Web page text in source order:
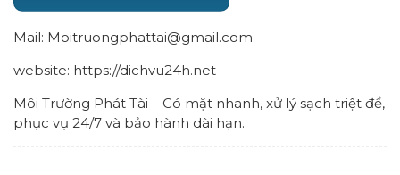
Mail: Moitruongphattai@gmail.com
website: https://dichvu24h.net
Môi Trường Phát Tài – Có mặt nhanh, xử lý sạch triệt để,
phục vụ 24/7 và bảo hành dài hạn.